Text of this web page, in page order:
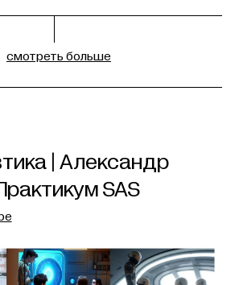
смотреть больше
| Александр
SAS